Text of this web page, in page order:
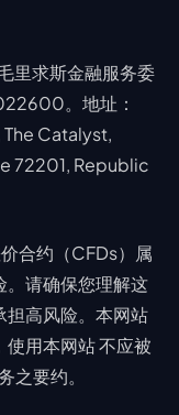
里求斯金融服务委
。地址：
Catalyst,
72201, Republic
合约（CFDs）属
。请确保您理解这
担高风险。本网站
使用本网站 不应被
之要约。